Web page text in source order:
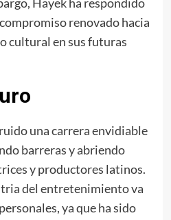
renovado hacia
cultural en sus futuras
una carrera envidiable
barreras y abriendo
y productores latinos.
del entretenimiento va
ya que ha sido